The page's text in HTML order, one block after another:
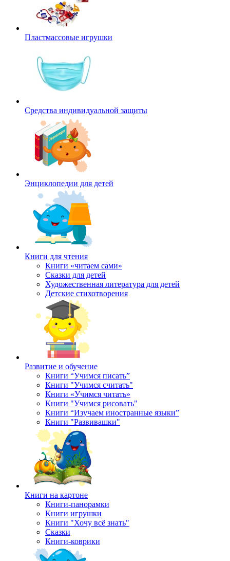
Пластмассовые игрушки
Средства индивидуальной защиты
Энциклопедии для детей
Книги для чтения
Книги «читаем сами»
Сказки для детей
Художественная литература для детей
Детские стихотворения
Развитие и обучение
Книги “Учимся писать”
Книги "Учимся считать"
Книги «Учимся читать»
Книги "Учимся рисовать"
Книги “Изучаем иностранные языки”
Книги "Развивашки"
Книги на картоне
Книги-панорамки
Книги игрушки
Книги "Хочу всё знать"
Сказки
Книги-коврики